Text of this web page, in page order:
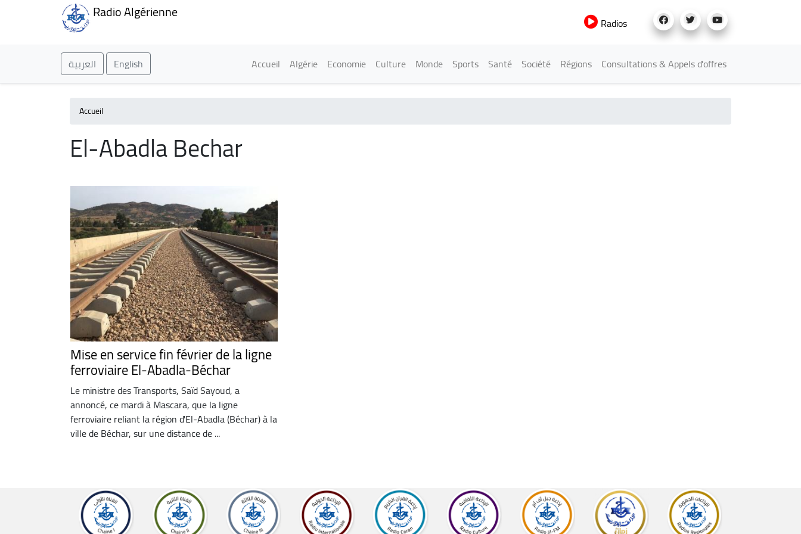
Radio Algérienne
Radios
العربية English Main navigation
Accueil Algérie Economie Culture Monde Sports Santé Société Régions Consultations & Appels d'offres
Accueil
El-Abadla Bechar
Mise en service fin février de la ligne
ferroviaire El-Abadla-Béchar
Le ministre des Transports, Saïd Sayoud, a
annoncé, ce mardi à Mascara, que la ligne
ferroviaire reliant la région d'El-Abadla (Béchar) à la
ville de Béchar, sur une distance de ...